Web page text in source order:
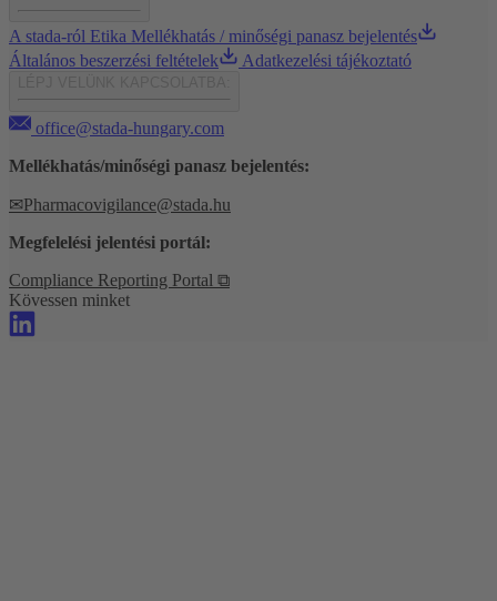
A stada-ról Etika Mellékhatás / minőségi panasz bejelentés
Általános beszerzési feltételek
Adatkezelési tájékoztató
office@stada-hungary.com
Mellékhatás/minőségi panasz bejelentés:
✉Pharmacovigilance@stada.hu
Megfelelési jelentési portál:
Compliance Reporting Portal ⧉
Kövessen minket